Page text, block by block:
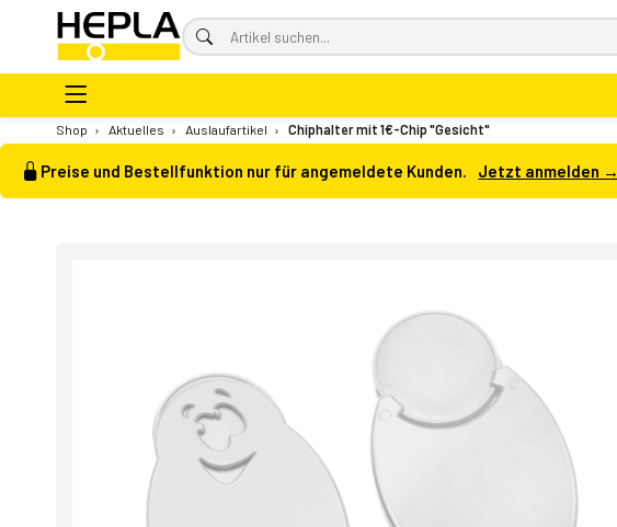
Shop › Aktuelles › Auslaufartikel › Chiphalter mit 1€-Chip "Gesicht"
Preise und Bestellfunktion nur für angemeldete Kunden. Jetzt anmelden →